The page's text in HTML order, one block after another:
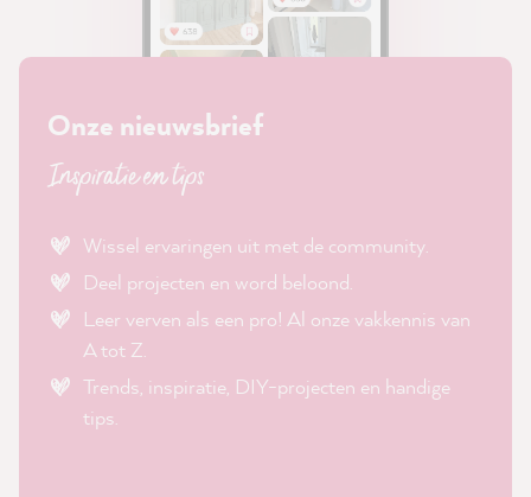
Onze nieuwsbrief
Inspiratie en tips
Wissel ervaringen uit met de community.
Deel projecten en word beloond.
Leer verven als een pro! Al onze vakkennis van
A tot Z.
Trends, inspiratie, DIY-projecten en handige
tips.